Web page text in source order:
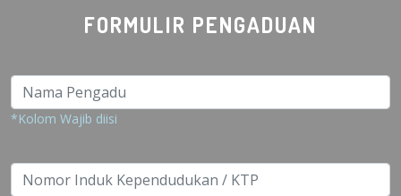
FORMULIR PENGADUAN
*Kolom Wajib diisi